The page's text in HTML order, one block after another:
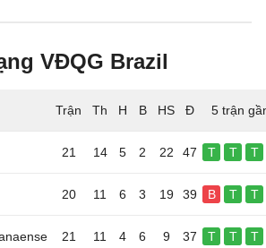
VĐQG Brazil
5 trận
21 14 5 2 22 47 T T T
20 11 6 3 19 39 B T T
21 11 4 6 9 37 T T T